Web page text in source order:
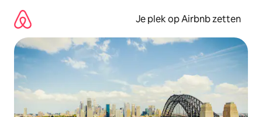
direct
naar
inhoud
Je plek op Airbnb zetten